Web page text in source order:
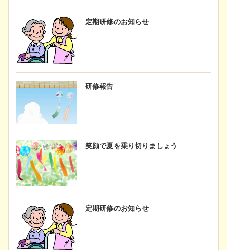
定期研修のお知らせ
研修報告
笑顔で夏を乗り切りましょう
定期研修のお知らせ